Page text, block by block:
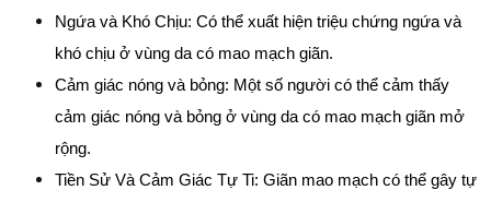
Ngứa và Khó Chịu: Có thể xuất hiện triệu chứng ngứa và
khó chịu ở vùng da có mao mạch giãn.
Cảm giác nóng và bỏng: Một số người có thể cảm thấy
cảm giác nóng và bỏng ở vùng da có mao mạch giãn mở
rộng.
Tiền Sử Và Cảm Giác Tự Ti: Giãn mao mạch có thể gây tự